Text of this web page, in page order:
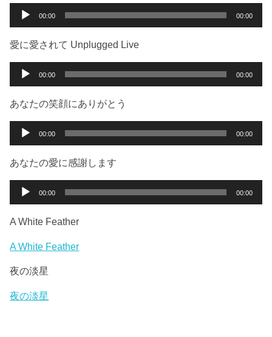
ー
プ
ー
00:00 00:00
愛に愛されて Unplugged Live
プ
レ
ー
00:00 00:00
あなたの笑顔にありがとう
プ
レ
ー
00:00 00:00
あなたの愛に感謝します
音
ー
00:00 00:00
A White Feather
A White Feather
夜の淡星
夜の淡星